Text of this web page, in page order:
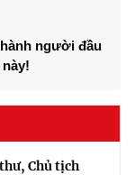
người đầu
Chủ tịch